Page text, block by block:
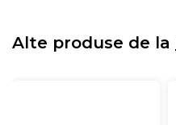
Alte produse de la